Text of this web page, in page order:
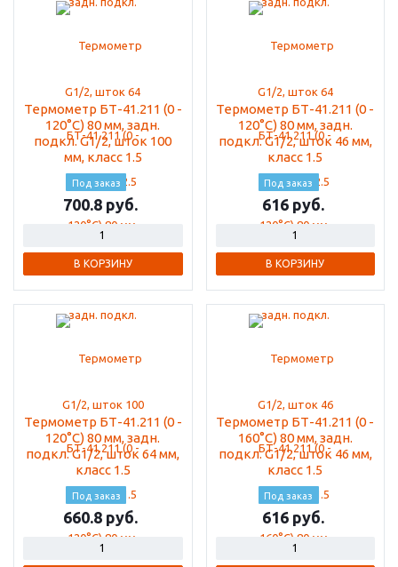
Термометр БТ-41.211 (0 -
120°С) 80 мм, задн.
подкл. G1/2, шток 100
мм, класс 1.5
Под заказ
700.8
В КОРЗИНУ
Термометр БТ-41.211 (0 -
120°С) 80 мм, задн.
подкл. G1/2, шток 46 мм,
класс 1.5
Под заказ
616
В КОРЗИНУ
Термометр БТ-41.211 (0 -
120°С) 80 мм, задн.
подкл. G1/2, шток 64 мм,
класс 1.5
Под заказ
660.8
Термометр БТ-41.211 (0 -
160°С) 80 мм, задн.
подкл. G1/2, шток 46 мм,
класс 1.5
Под заказ
616